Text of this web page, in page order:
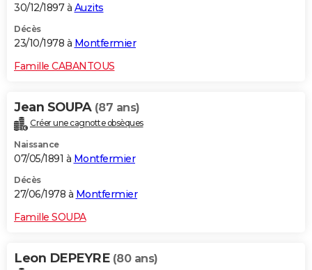
30/12/1897 à Auzits
Décès
23/10/1978 à Montfermier
Famille CABANTOUS
Jean SOUPA (87 ans)
Créer une cagnotte obsèques
Naissance
07/05/1891 à Montfermier
Décès
27/06/1978 à Montfermier
Famille SOUPA
Leon DEPEYRE (80 ans)